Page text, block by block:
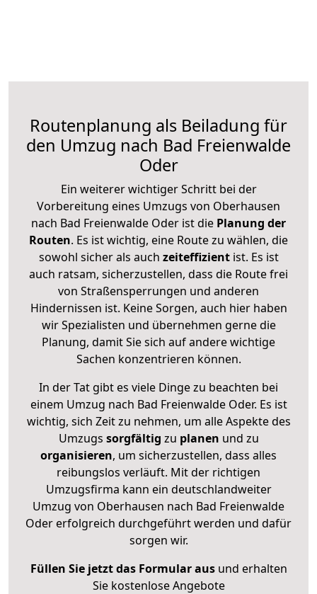
Routenplanung als Beiladung für
den Umzug nach Bad Freienwalde
Oder
Ein weiterer wichtiger Schritt bei der
Vorbereitung eines Umzugs von Oberhausen
nach Bad Freienwalde Oder ist die Planung der
Routen. Es ist wichtig, eine Route zu wählen, die
sowohl sicher als auch zeiteffizientist. Es ist
auch ratsam, sicherzustellen, dass die Route frei
von Straßensperrungen und anderen
Hindernissen ist. Keine Sorgen, auch hier haben
wir Spezialisten und übernehmen gerne die
Planung, damit Sie sich auf andere wichtige
Sachen konzentrieren können.
In der Tat gibt es viele Dinge zu beachten bei
einem Umzug nach Bad Freienwalde Oder. Es ist
wichtig, sich Zeit zu nehmen, um alle Aspekte des
Umzugs sorgfältig zu planen und zu
organisieren, um sicherzustellen, dass alles
reibungslos verläuft. Mit der richtigen
Umzugsfirma kann ein deutschlandweiter
Umzug von Oberhausen nach Bad Freienwalde
Oder erfolgreich durchgeführt werden und dafür
sorgen wir.
Füllen Sie jetzt das Formular ausund erhalten
Sie kostenlose Angebote